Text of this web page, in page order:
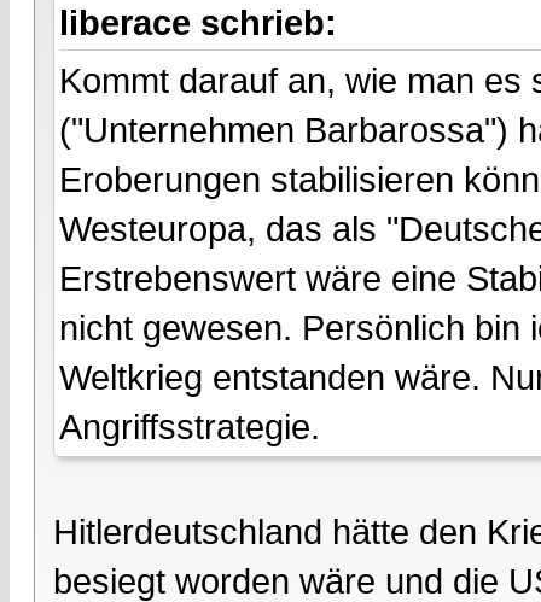
liberace schrieb:
Kommt darauf an, wie man es
("Unternehmen Barbarossa")
Eroberungen stabilisieren
Westeuropa, das als
Erstrebenswert wäre eine
nicht gewesen. Persönlich bin
Weltkrieg entstanden wäre.
Angriffsstrategie.
Hitlerdeutschland hätte den
besiegt worden wäre und die